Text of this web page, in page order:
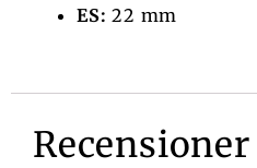
ES: 22 mm
Recensioner